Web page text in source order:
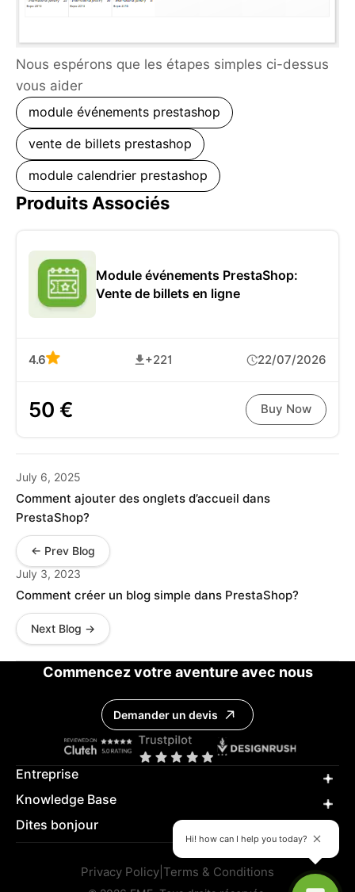
Nous espérons que les étapes simples ci-dessus
vous aider
module événements prestashop
vente de billets prestashop
module calendrier prestashop
Produits Associés
Module événements PrestaShop:
Vente de billets en ligne
4.6 +221 22/07/2026
50 € Buy Now
July 6, 2025
Comment ajouter des onglets d’accueil dans
PrestaShop?
← Prev Blog
July 3, 2023
Comment créer un blog simple dans PrestaShop?
Next Blog →
Commencez votre aventure avec nous
Demander un devis
Entreprise
Knowledge Base
Dites bonjour
Hi! how can I help you today?
Privacy Policy Terms & Conditions